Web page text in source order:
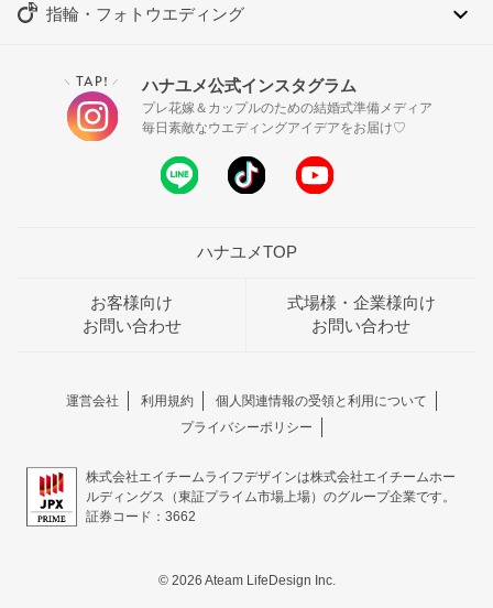
指輪・フォトウエディング
＼ TAP! ／ ハナユメ公式インスタグラム
プレ花嫁＆カップルのための結婚式準備メディア
毎日素敵なウエディングアイデアをお届け♡
ハナユメTOP
お客様向け
お問い合わせ
式場様・企業様向け
お問い合わせ
運営会社 利用規約
個人関連情報の受領と利用について
プライバシーポリシー
株式会社エイチームライフデザインは株式会社エイチームホー
ルディングス（東証プライム市場上場）のグループ企業です。
証券コード：3662
© 2026 Ateam LifeDesign Inc.